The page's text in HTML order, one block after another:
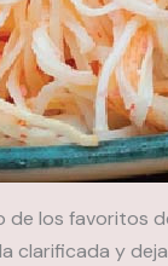
de los favoritos
clarificada y